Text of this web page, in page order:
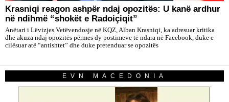
​Krasniqi reagon ashpër ndaj opozitës: U kanë ardhur
në ndihmë “shokët e Radoiçiqit”
Anëtari i Lëvizjes Vetëvendosje në KQZ, Alban Krasniqi, ka adresuar kritika
dhe akuza ndaj opozitës përmes dy postimeve të ndara në Facebook, duke e
cilësuar atë “antishtet” dhe duke pretenduar se opozitës
EVN MACEDONIA